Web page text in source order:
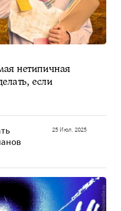
нетипичная
если
25 Июл. 2025